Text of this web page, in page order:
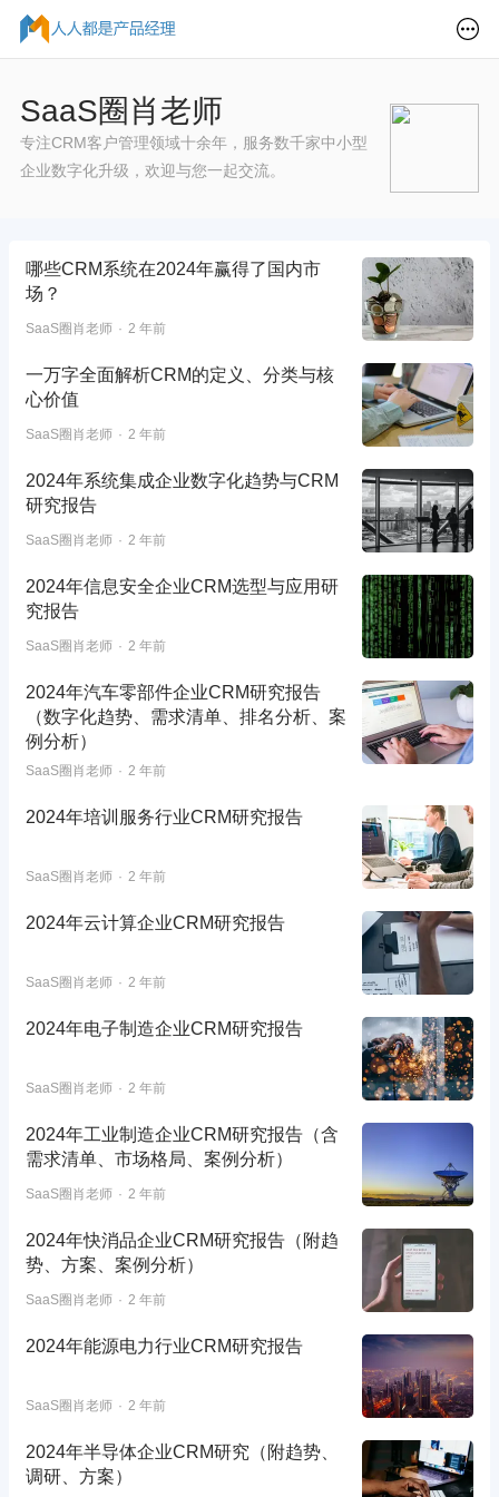
SaaS圈肖老师
专注CRM客户管理领域十余年，服务数千家中小型
企业数字化升级，欢迎与您一起交流。
哪些CRM系统在2024年赢得了国内市
场？
SaaS圈肖老师 2 年前
一万字全面解析CRM的定义、分类与核
心价值
SaaS圈肖老师 2 年前
2024年系统集成企业数字化趋势与CRM
研究报告
SaaS圈肖老师 2 年前
2024年信息安全企业CRM选型与应用研
究报告
SaaS圈肖老师 2 年前
2024年汽车零部件企业CRM研究报告
（数字化趋势、需求清单、排名分析、案
例分析）
SaaS圈肖老师 2 年前
2024年培训服务行业CRM研究报告
SaaS圈肖老师 2 年前
2024年云计算企业CRM研究报告
SaaS圈肖老师 2 年前
2024年电子制造企业CRM研究报告
SaaS圈肖老师 2 年前
2024年工业制造企业CRM研究报告（含
需求清单、市场格局、案例分析）
SaaS圈肖老师 2 年前
2024年快消品企业CRM研究报告（附趋
势、方案、案例分析）
SaaS圈肖老师 2 年前
2024年能源电力行业CRM研究报告
SaaS圈肖老师 2 年前
2024年半导体企业CRM研究（附趋势、
调研、方案）